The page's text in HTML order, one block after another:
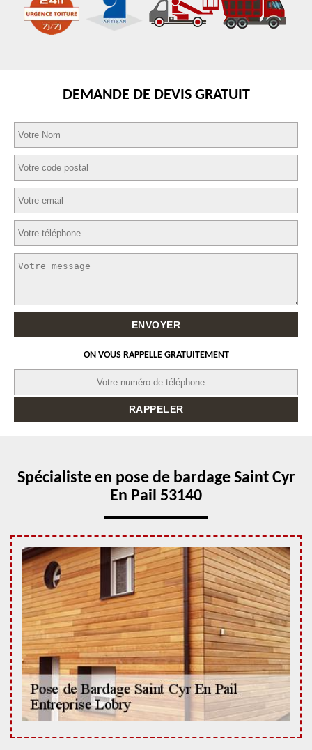
DEMANDE DE DEVIS GRATUIT
ON VOUS RAPPELLE GRATUITEMENT
Spécialiste en pose de bardage Saint Cyr
En Pail 53140